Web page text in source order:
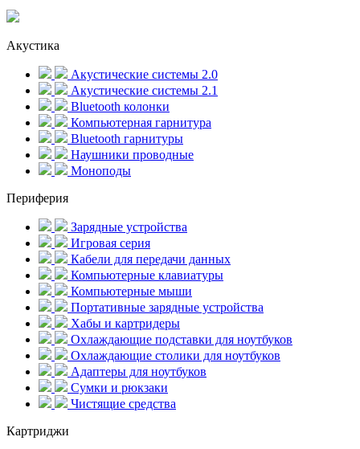
Акустика
Акустические системы 2.0
Акустические системы 2.1
Bluetooth колонки
Компьютерная гарнитура
Bluetooth гарнитуры
Наушники проводные
Моноподы
Периферия
Зарядные устройства
Игровая серия
Кабели для передачи данных
Компьютерные клавиатуры
Компьютерные мыши
Портативные зарядные устройства
Хабы и картридеры
Охлаждающие подставки для ноутбуков
Охлаждающие столики для ноутбуков
Адаптеры для ноутбуков
Сумки и рюкзаки
Чистящие средства
Картриджи